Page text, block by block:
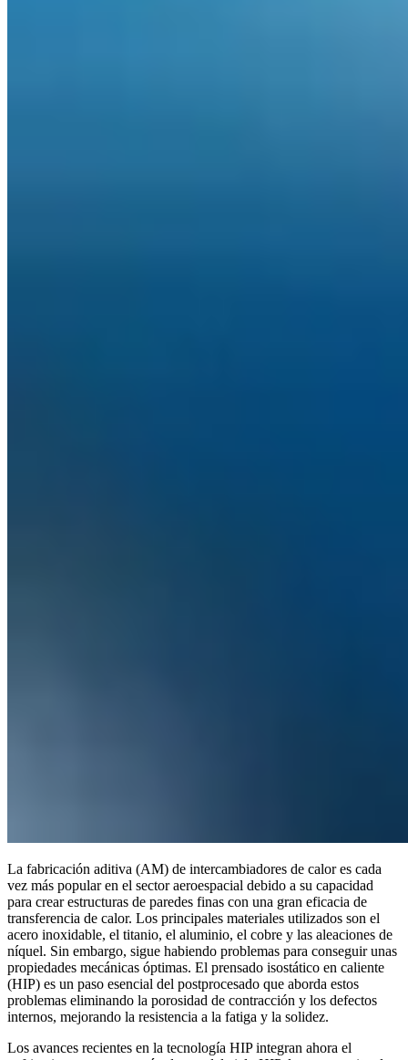
La fabricación aditiva (AM) de intercambiadores de calor es cada
vez más popular en el sector aeroespacial debido a su capacidad
para crear estructuras de paredes finas con una gran eficacia de
transferencia de calor. Los principales materiales utilizados son el
acero inoxidable, el titanio, el aluminio, el cobre y las aleaciones de
níquel. Sin embargo, sigue habiendo problemas para conseguir unas
propiedades mecánicas óptimas. El prensado isostático en caliente
(HIP) es un paso esencial del postprocesado que aborda estos
problemas eliminando la porosidad de contracción y los defectos
internos, mejorando la resistencia a la fatiga y la solidez.
Los avances recientes en la tecnología HIP integran ahora el